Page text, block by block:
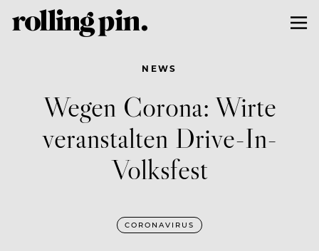
NEWS
Wegen Corona: Wirte
veranstalten Drive-In-
Volksfest
CORONAVIRUS